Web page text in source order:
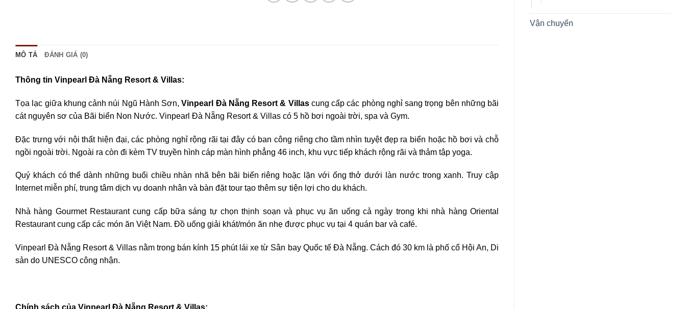
Vận chuyển
MÔ TẢ ĐÁNH GIÁ (0)
Thông tin Vinpearl Đà Nẵng Resort & Villas:
Tọa lạc giữa khung cảnh núi Ngũ Hành Sơn,Vinpearl Đà Nẵng Resort & Villascung cấp các phòng nghỉ sang trọng bên những bãi
cát nguyên sơ của Bãi biển Non Nước. Vinpearl Đà Nẵng Resort & Villas có 5 hồ bơi ngoài trời, spa và Gym.
Đặc trưng với nội thất hiện đại, các phòng nghỉ rộng rãi tại đây có ban công riêng cho tầm nhìn tuyệt đẹp ra biển hoặc hồ bơi và chỗ
ngồi ngoài trời. Ngoài ra còn đi kèm TV truyền hình cáp màn hình phẳng 46 inch, khu vực tiếp khách rộng rãi và thảm tập yoga.
Quý khách có thể dành những buổi chiều nhàn nhã bên bãi biển riêng hoặc lặn với ống thở dưới làn nước trong xanh. Truy cập
Internet miễn phí, trung tâm dịch vụ doanh nhân và bàn đặt tour tạo thêm sự tiện lợi cho du khách.
Nhà hàng Gourmet Restaurant cung cấp bữa sáng tự chọn thịnh soạn và phục vụ ăn uống cả ngày trong khi nhà hàng Oriental
Restaurant cung cấp các món ăn Việt Nam. Đồ uống giải khát/món ăn nhẹ được phục vụ tại 4 quán bar và café.
Vinpearl Đà Nẵng Resort & Villas nằm trong bán kính 15 phút lái xe từ Sân bay Quốc tế Đà Nẵng. Cách đó 30 km là phố cổ Hội An, Di
sản do UNESCO công nhận.
Chính sách của Vinpearl Đà Nẵng Resort & Villas: